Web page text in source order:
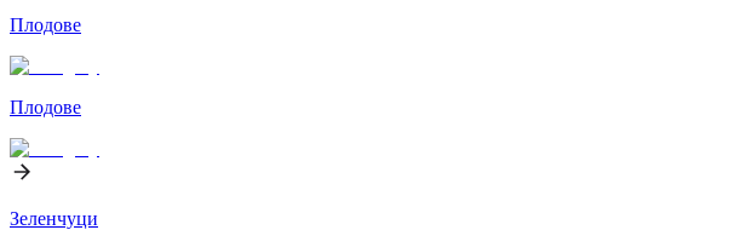
Плодове
Плодове
Зеленчуци